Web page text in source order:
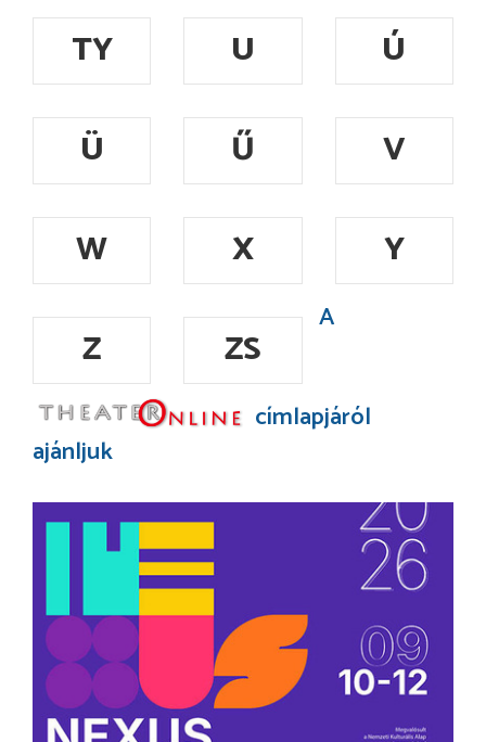
TY
U
Ú
Ü
Ű
V
W
X
Y
Z
ZS
A
címlapjáról
ajánljuk